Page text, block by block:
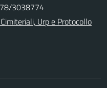
3038774
Urp e Protocollo